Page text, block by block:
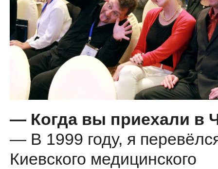
— Когда вы приехали в
— В 1999 году, я
Киевского медицинского